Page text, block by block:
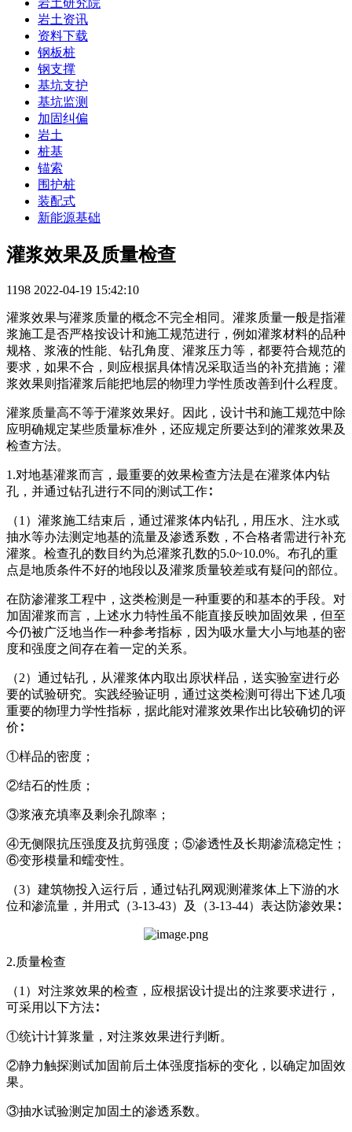
岩土研究院
岩土资讯
资料下载
钢板桩
钢支撑
基坑支护
基坑监测
加固纠偏
岩土
桩基
锚索
围护桩
装配式
新能源基础
灌浆效果及质量检查
1198 2022-04-19 15:42:10
灌浆效果与灌浆质量的概念不完全相同。灌浆质量一般是指灌
浆施工是否严格按设计和施工规范进行，例如灌浆材料的品种
规格、浆液的性能、钻孔角度、灌浆压力等，都要符合规范的
要求，如果不合，则应根据具体情况采取适当的补充措施；灌
浆效果则指灌浆后能把地层的物理力学性质改善到什么程度。
灌浆质量高不等于灌浆效果好。因此，设计书和施工规范中除
应明确规定某些质量标准外，还应规定所要达到的灌浆效果及
检查方法。
1.对地基灌浆而言，最重要的效果检查方法是在灌浆体内钻
孔，并通过钻孔进行不同的测试工作∶
（1）灌浆施工结束后，通过灌浆体内钻孔，用压水、注水或
抽水等办法测定地基的流量及渗透系数，不合格者需进行补充
灌浆。检查孔的数目约为总灌浆孔数的5.0~10.0%。布孔的重
点是地质条件不好的地段以及灌浆质量较差或有疑问的部位。
在防渗灌浆工程中，这类检测是一种重要的和基本的手段。对
加固灌浆而言，上述水力特性虽不能直接反映加固效果，但至
今仍被广泛地当作一种参考指标，因为吸水量大小与地基的密
度和强度之间存在着一定的关系。
（2）通过钻孔，从灌浆体内取出原状样品，送实验室进行必
要的试验研究。实践经验证明，通过这类检测可得出下述几项
重要的物理力学性指标，据此能对灌浆效果作出比较确切的评
价∶
①样品的密度；
②结石的性质；
③浆液充填率及剩余孔隙率；
④无侧限抗压强度及抗剪强度；⑤渗透性及长期渗流稳定性；
⑥变形模量和蠕变性。
（3）建筑物投入运行后，通过钻孔网观测灌浆体上下游的水
位和渗流量，并用式（3-13-43）及（3-13-44）表达防渗效果∶
2.质量检查
（1）对注浆效果的检查，应根据设计提出的注浆要求进行，
可采用以下方法∶
①统计计算浆量，对注浆效果进行判断。
②静力触探测试加固前后土体强度指标的变化，以确定加固效
果。
③抽水试验测定加固土的渗透系数。